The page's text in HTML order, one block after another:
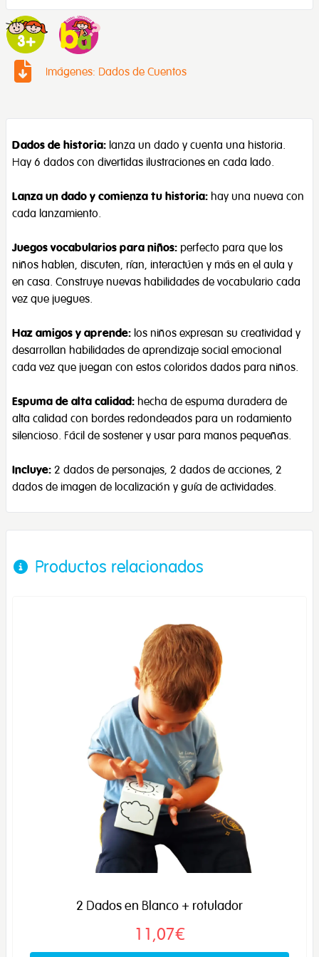
Imágenes: Dados de Cuentos
Dados de historia: lanza un dado y cuenta una historia.
Hay 6 dados con divertidas ilustraciones en cada lado.
Lanza un dado y comienza tu historia: hay una nueva con
cada lanzamiento.
Juegos vocabularios para niños: perfecto para que los
niños hablen, discuten, rían, interactúen y más en el aula y
en casa. Construye nuevas habilidades de vocabulario cada
vez que juegues.
Haz amigos y aprende: los niños expresan su creatividad y
desarrollan habilidades de aprendizaje social emocional
cada vez que juegan con estos coloridos dados para niños.
Espuma de alta calidad: hecha de espuma duradera de
alta calidad con bordes redondeados para un rodamiento
silencioso. Fácil de sostener y usar para manos pequeñas.
Incluye: 2 dados de personajes, 2 dados de acciones, 2
dados de imagen de localización y guía de actividades.
Productos relacionados
2 Dados en Blanco + rotulador
11,07€